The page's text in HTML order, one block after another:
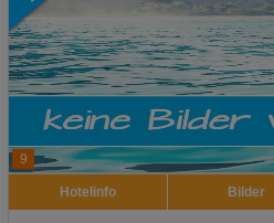
9
Hotelinfo Bilder